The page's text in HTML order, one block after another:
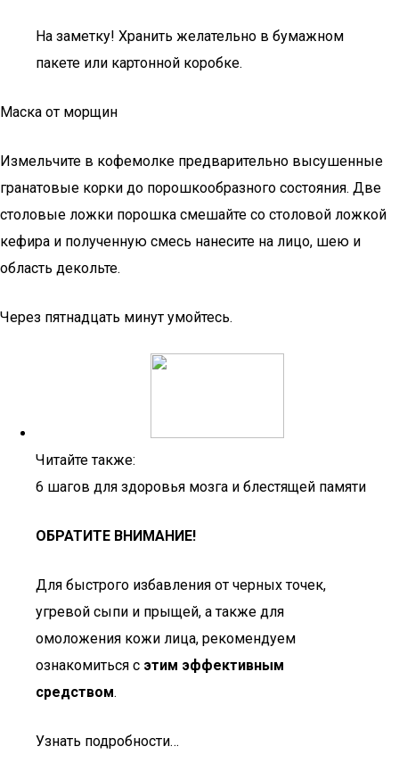
На заметку! Хранить желательно в бумажном
пакете или картонной коробке.
Маска от морщин
Измельчите в кофемолке предварительно высушенные
гранатовые корки до порошкообразного состояния. Две
столовые ложки порошка смешайте со столовой ложкой
кефира и полученную смесь нанесите на лицо, шею и
область декольте.
Через пятнадцать минут умойтесь.
Читайте также:
6 шагов для здоровья мозга и блестящей памяти
ОБРАТИТЕ ВНИМАНИЕ!
Для быстрого избавления от черных точек,
угревой сыпи и прыщей, а также для
омоложения кожи лица, рекомендуем
ознакомиться с этим эффективным
средством.
Узнать подробности…